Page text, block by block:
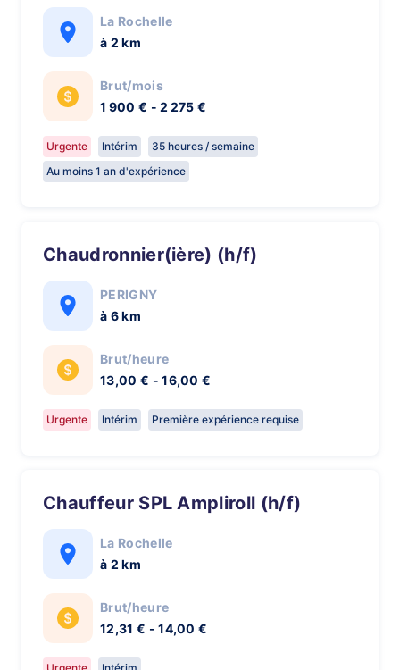
La Rochelle
à 2 km
Brut/mois
1 900 € - 2 275 €
Urgente Intérim
35 heures / semaine
Au moins 1 an d'expérience
Chaudronnier(ière) (h/f)
PERIGNY
à 6 km
Brut/heure
13,00 € - 16,00 €
Urgente Intérim Première expérience requise
Chauffeur SPL Ampliroll (h/f)
La Rochelle
à 2 km
Brut/heure
12,31 € - 14,00 €